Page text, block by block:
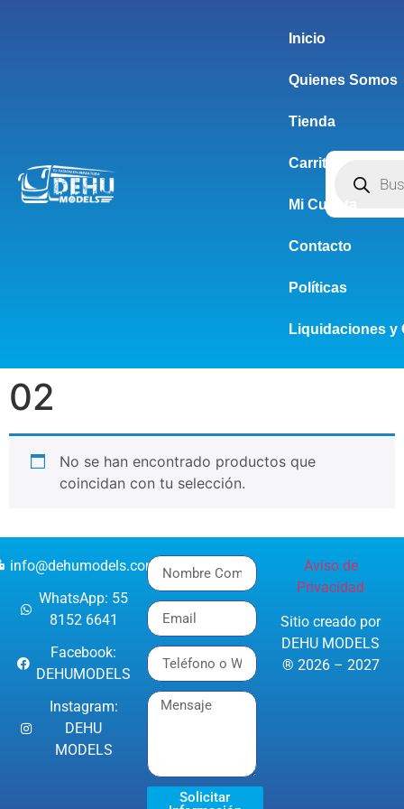
Inicio
Quienes Somos
Tienda
Carrito
Mi Cuenta
Contacto
Políticas
Liquidaciones y
02
No se han encontrado productos que
coincidan con tu selección.
info@dehumodels.com
WhatsApp: 55
8152 6641
Facebook:
DEHUMODELS
Instagram:
DEHU
MODELS
Solicitar
Aviso de
Privacidad
Sitio creado por
DEHU MODELS
® 2026 – 2027